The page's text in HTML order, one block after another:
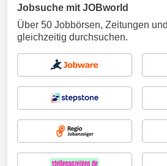
Jobsuche mit JOBworld
Über 50 Jobbörsen, Zeitungen
gleichzeitig durchsuchen.